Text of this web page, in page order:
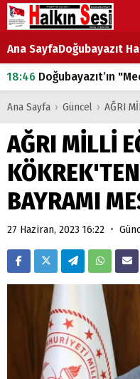
Ana SayfaDoğubayazıt
18:46 Doğubayazıt’ın
07:53Doğubayazıt’ta
07:16 Doğubayazıt'ta
07:00 DEVLET ve HÜKÜMET
18:29 ÇARŞI CADDESİ YAZ
Ana Sayfa › Güncel › AĞRI MİLLİ
AĞRI MİLLİ
BAYRAMI
27 Haziran, 2023 16:22 •